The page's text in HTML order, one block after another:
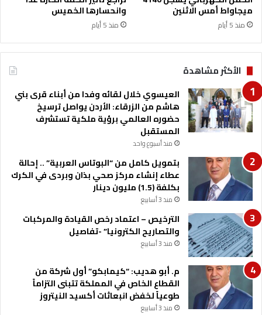
ب
ي
ة
ف
ي
ا
ل
ج
ا
م
ع
ا
ل
ر
د
ن
ي
ة
ميجاواط أمس الاثنين
منذ 5 أيام
وانحسارها الخميس
منذ 5 أيام
الأكثر مشاهدة
العيسوي خلال لقائه وفدا من أبناء قرى بني
هاشم من الزرقاء: الأردن يواصل ترسيخ
حضوره العالمي برؤية ملكية تستشرف
المستقبل
منذ أسبوع واحد
بتمويل كامل من “البوتاس العربية” .. إحالة
عطاء إنشاء مركز صحي بذان وبردى في الكرك
بكلفة (1.5) مليون دينار
منذ 3 أسابيع
الترخيص – اعتماد رخص القيادة والمركبات
والتصاريح الكترونيا” -تفاصيل
منذ 3 أسابيع
م. أبو هديب: “كيمابكو” أول شركة من
القطاع الخاص في المملكة تتبنى التزاماً
طوعياً لخفض انبعاثات أكسيد النيتروز
منذ 3 أسابيع